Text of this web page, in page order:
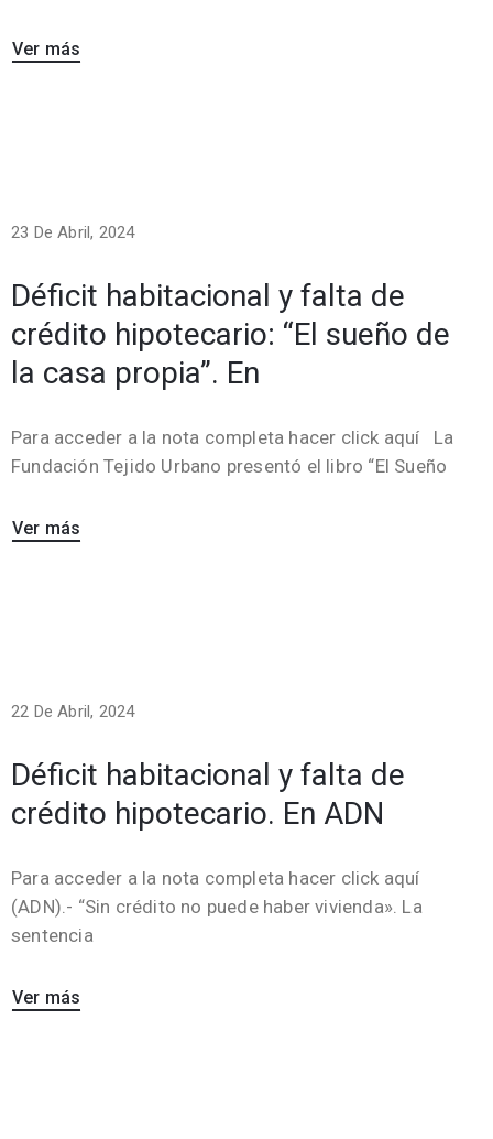
Ver más
23 De Abril, 2024
Déficit habitacional y falta de
crédito hipotecario: “El sueño de
la casa propia”. En
Para acceder a la nota completa hacer click aquí La
Fundación Tejido Urbano presentó el libro “El Sueño
Ver más
22 De Abril, 2024
Déficit habitacional y falta de
crédito hipotecario. En ADN
Para acceder a la nota completa hacer click aquí
(ADN).- “Sin crédito no puede haber vivienda». La
sentencia
Ver más